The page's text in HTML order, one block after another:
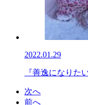
2022.01.29
『善逸になりたい
次へ
前へ